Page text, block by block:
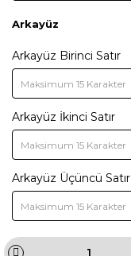
Arkayüz
Arkayüz Birinci Satır
Arkayüz İkinci Satır
Arkayüz Üçüncü Satır